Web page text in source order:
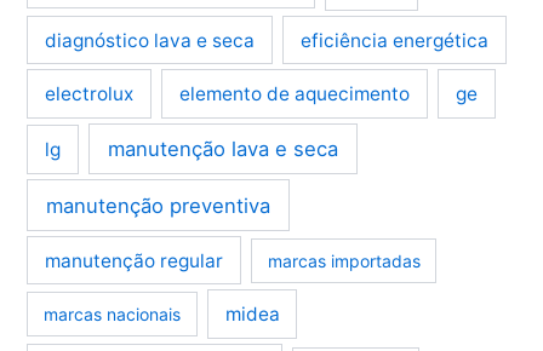
diagnóstico lava e seca eficiência energética
electrolux elemento de aquecimento ge
lg manutenção lava e seca
manutenção preventiva
manutenção regular marcas importadas
marcas nacionais midea